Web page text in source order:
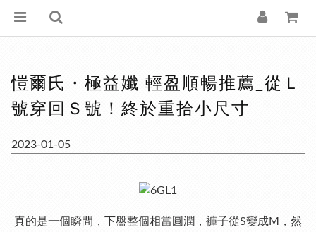
愷爾氏・極益孅 輕盈順暢推薦_從Ｌ
號穿回Ｓ號！終於重拾小尺寸
2023-01-05
真的是一個瞬間，下盤整個相當圓潤，褲子從S變成M，然